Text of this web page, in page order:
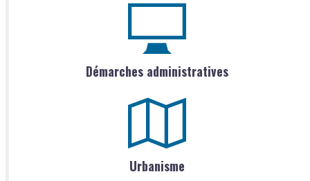
Démarches administratives
Urbanisme